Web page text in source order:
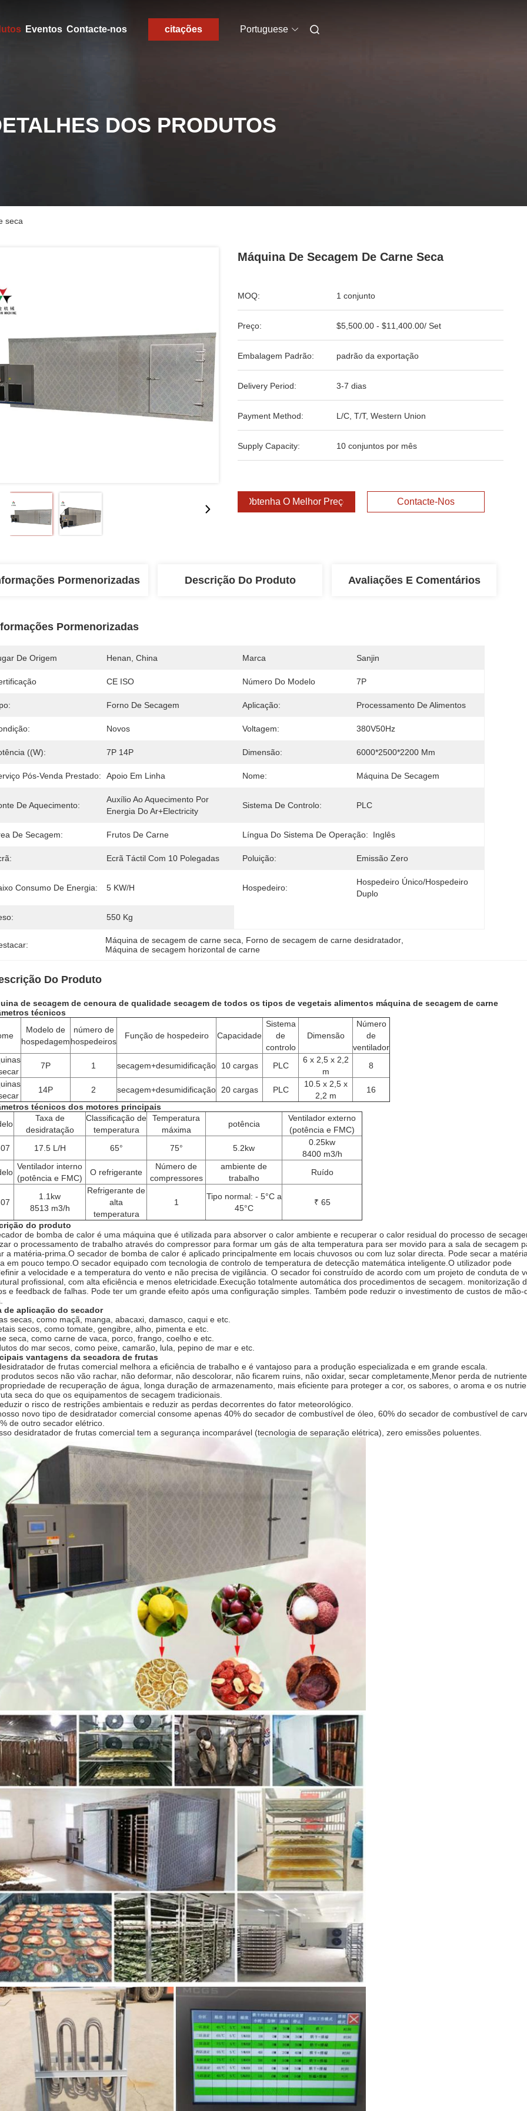
Eventos Contacte-nos citações Portuguese
DOS PRODUTOS
seca
Máquina De Secagem De Carne Seca
MOQ: 1 conjunto
Preço: $5,500.00 - $11,400.00/ Set
Embalagem Padrão: padrão da exportação
Delivery Period: 3-7 dias
Payment Method: L/C, T/T, Western Union
Supply Capacity: 10 conjuntos por mês
Obtenha O Melhor Preço Contacte-Nos
Pormenorizadas Descrição Do Produto Avaliações E Comentários
Pormenorizadas
De Origem Henan, China Marca Sanjin
CE ISO Número Do Modelo 7P
Forno De Secagem Aplicação: Processamento De Alimentos
Novos Voltagem: 380V50Hz
((w): 7P 14P Dimensão: 6000*2500*2200 Mm
Pós-Venda Prestado: Apoio Em Linha Nome: Máquina De Secagem
De Aquecimento:
Auxílio Ao Aquecimento Por
Energia Do Ar+electricity
Sistema De Controlo: PLC
De Secagem: Frutos De Carne Língua Do Sistema De Operação: Inglês
Ecrã Táctil Com 10 Polegadas Poluição: Emissão Zero
Consumo De Energia: 5 KW/h Hospedeiro:
Hospedeiro Único/Hospedeiro
Duplo
550 Kg
Máquina de secagem de carne seca Forno de secagem de carne desidratador,
Máquina de secagem horizontal de carne
Do Produto
de secagem de cenoura de qualidade secagem de todos os tipos de vegetais alimentos máquina de secagem de carne
técnicos
Modelo de
hospedagem
número de
hospedeiros
Função de hospedeiro Capacidade
Sistema
de
controlo
Dimensão
Número
de
ventilador
7P 1 secagem+desumidificação 10 cargas PLC
6 x 2,5 x 2,2
m
8
14P 2 secagem+desumidificação 20 cargas PLC
10.5 x 2,5 x
2,2 m
16
técnicos dos motores principais
Taxa de
desidratação
Classificação de
temperatura
Temperatura
máxima
potência
Ventilador externo
(potência e FMC)
17.5 L/H 65° 75° 5.2kw
0.25kw
8400 m3/h
Ventilador interno
(potência e FMC)
O refrigerante
Número de
compressores
ambiente de
trabalho
Ruído
1.1kw
8513 m3/h
Refrigerante de
alta
temperatura
1
Tipo normal: - 5°C a
45°C
₹ 65
do produto
de bomba de calor é uma máquina que é utilizada para absorver o calor ambiente e recuperar o calor residual do processo de
o processamento de trabalho através do compressor para formar um gás de alta temperatura para ser movido para a sala de secagem
a matéria-prima.O secador de bomba de calor é aplicado principalmente em locais chuvosos ou com luz solar directa. Pode secar a
em pouco tempo.O secador equipado com tecnologia de controlo de temperatura de detecção matemática inteligente.O utilizador pode
a velocidade e a temperatura do vento e não precisa de vigilância. O secador foi construído de acordo com um projeto de conduta de
profissional, com alta eficiência e menos eletricidade.Execução totalmente automática dos procedimentos de secagem. monitorização
e feedback de falhas. Pode ter um grande efeito após uma configuração simples. Também pode reduzir o investimento de custos de mão-
de aplicação do secador
secas, como maçã, manga, abacaxi, damasco, caqui e etc.
secos, como tomate, gengibre, alho, pimenta e etc.
seca, como carne de vaca, porco, frango, coelho e etc.
do mar secos, como peixe, camarão, lula, pepino de mar e etc.
vantagens da secadora de frutas
de frutas comercial melhora a eficiência de trabalho e é vantajoso para a produção especializada e em grande escala.
produtos secos não vão rachar, não deformar, não descolorar, não ficarem ruins, não oxidar, secar completamente,Menor perda de
de recuperação de água, longa duração de armazenamento, mais eficiente para proteger a cor, os sabores, o aroma e os
seca do que os equipamentos de secagem tradicionais.
o risco de restrições ambientais e reduzir as perdas decorrentes do fator meteorológico.
novo tipo de desidratador comercial consome apenas 40% do secador de combustível de óleo, 60% do secador de combustível de
de outro secador elétrico.
desidratador de frutas comercial tem a segurança incomparável (tecnologia de separação elétrica), zero emissões poluentes.